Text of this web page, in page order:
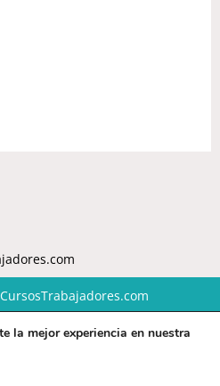
CursosTrabajadores.com
Condiciones de compra
la mejor experiencia en nuestra